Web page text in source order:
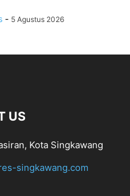
- 5 Agustus 2026
US
Kota Singkawang
singkawang.com